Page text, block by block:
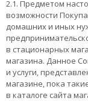
2.1. Предметом
возможности
домашних и иных
в стационарных
магазина. Данное
и услуги,
магазине, пока
в каталоге сайта